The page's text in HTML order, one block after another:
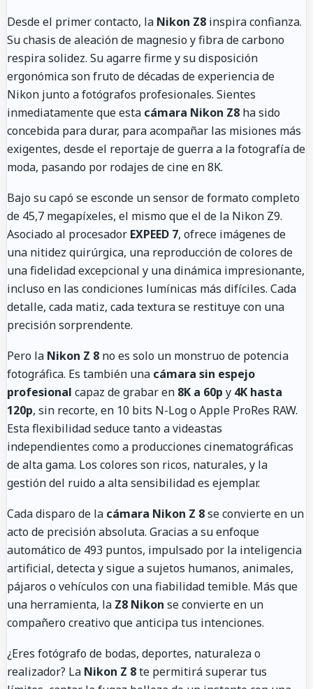
Desde el primer contacto, la Nikon Z8 inspira confianza.
Su chasis de aleación de magnesio y fibra de carbono
respira solidez. Su agarre firme y su disposición
ergonómica son fruto de décadas de experiencia de
Nikon junto a fotógrafos profesionales. Sientes
inmediatamente que esta cámara Nikon Z8 ha sido
concebida para durar, para acompañar las misiones más
exigentes, desde el reportaje de guerra a la fotografía de
moda, pasando por rodajes de cine en 8K.
Bajo su capó se esconde un sensor de formato completo
de 45,7 megapíxeles, el mismo que el de la Nikon Z9.
Asociado al procesador EXPEED 7, ofrece imágenes de
una nitidez quirúrgica, una reproducción de colores de
una fidelidad excepcional y una dinámica impresionante,
incluso en las condiciones lumínicas más difíciles. Cada
detalle, cada matiz, cada textura se restituye con una
precisión sorprendente.
Pero la Nikon Z 8 no es solo un monstruo de potencia
fotográfica. Es también una cámara sin espejo
profesional capaz de grabar en 8K a 60p y 4K hasta
120p, sin recorte, en 10 bits N-Log o Apple ProRes RAW.
Esta flexibilidad seduce tanto a videastas
independientes como a producciones cinematográficas
de alta gama. Los colores son ricos, naturales, y la
gestión del ruido a alta sensibilidad es ejemplar.
Cada disparo de la cámara Nikon Z 8se convierte en un
acto de precisión absoluta. Gracias a su enfoque
automático de 493 puntos, impulsado por la inteligencia
artificial, detecta y sigue a sujetos humanos, animales,
pájaros o vehículos con una fiabilidad temible. Más que
una herramienta, la Z8 Nikon se convierte en un
compañero creativo que anticipa tus intenciones.
¿Eres fotógrafo de bodas, deportes, naturaleza o
realizador? La Nikon Z 8te permitirá superar tus